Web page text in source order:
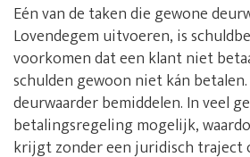
Eén van de taken die gewone
Lovendegem uitvoeren, is
voorkomen dat een klant niet
schulden gewoon niet kán betalen.
deurwaarder bemiddelen. In veel
betalingsregeling mogelijk,
krijgt zonder een juridisch traject